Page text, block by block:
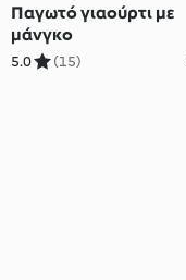
Παγωτό γιαούρτι με
μάνγκο
5.0 (15)